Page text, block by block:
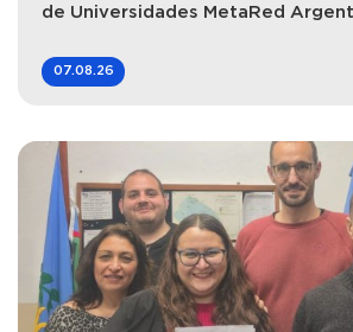
de Universidades MetaRed
07.08.26